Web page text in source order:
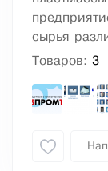
сырья
Товаров: 3